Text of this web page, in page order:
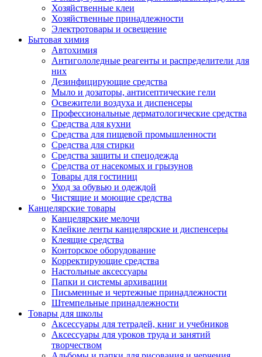
Хозяйственные клеи
Хозяйственные принадлежности
Электротовары и освещение
Бытовая химия
Автохимия
Антигололедные реагенты и распределители для
них
Дезинфицирующие средства
Мыло и дозаторы, антисептические гели
Освежители воздуха и диспенсеры
Профессиональные дерматологические средства
Средства для кухни
Средства для пищевой промышленности
Средства для стирки
Средства защиты и спецодежда
Средства от насекомых и грызунов
Товары для гостиниц
Уход за обувью и одеждой
Чистящие и моющие средства
Канцелярские товары
Канцелярские мелочи
Клейкие ленты канцелярские и диспенсеры
Клеящие средства
Конторское оборудование
Корректирующие средства
Настольные аксессуары
Папки и системы архивации
Письменные и чертежные принадлежности
Штемпельные принадлежности
Товары для школы
Аксессуары для тетрадей, книг и учебников
Аксессуары для уроков труда и занятий
творчеством